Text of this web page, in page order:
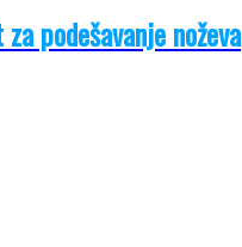
podešavanje noževa